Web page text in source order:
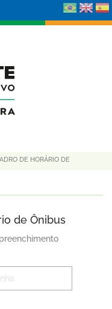
DE HORÁRIO DE
de Ônibus